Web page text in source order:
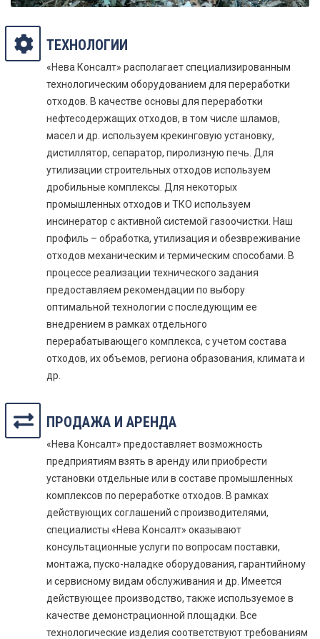
ТЕХНОЛОГИИ
«Нева Консалт» располагает специализированным
технологическим оборудованием для переработки
отходов. В качестве основы для переработки
нефтесодержащих отходов, в том числе шламов,
масел и др. используем крекинговую установку,
дистиллятор, сепаратор, пиролизную печь. Для
утилизации строительных отходов используем
дробильные комплексы. Для некоторых
промышленных отходов и ТКО используем
инсинератор с активной системой газоочистки. Наш
профиль – обработка, утилизация и обезвреживание
отходов механическим и термическим способами. В
процессе реализации технического задания
предоставляем рекомендации по выбору
оптимальной технологии с последующим ее
внедрением в рамках отдельного
перерабатывающего комплекса, с учетом состава
отходов, их объемов, региона образования, климата и
др.
ПРОДАЖА И АРЕНДА
«Нева Консалт» предоставляет возможность
предприятиям взять в аренду или приобрести
установки отдельные или в составе промышленных
комплексов по переработке отходов. В рамках
действующих соглашений с производителями,
специалисты «Нева Консалт» оказывают
консультационные услуги по вопросам поставки,
монтажа, пуско-наладке оборудования, гарантийному
и сервисному видам обслуживания и др. Имеется
действующее производство, также используемое в
качестве демонстрационной площадки. Все
технологические изделия соответствуют требованиям